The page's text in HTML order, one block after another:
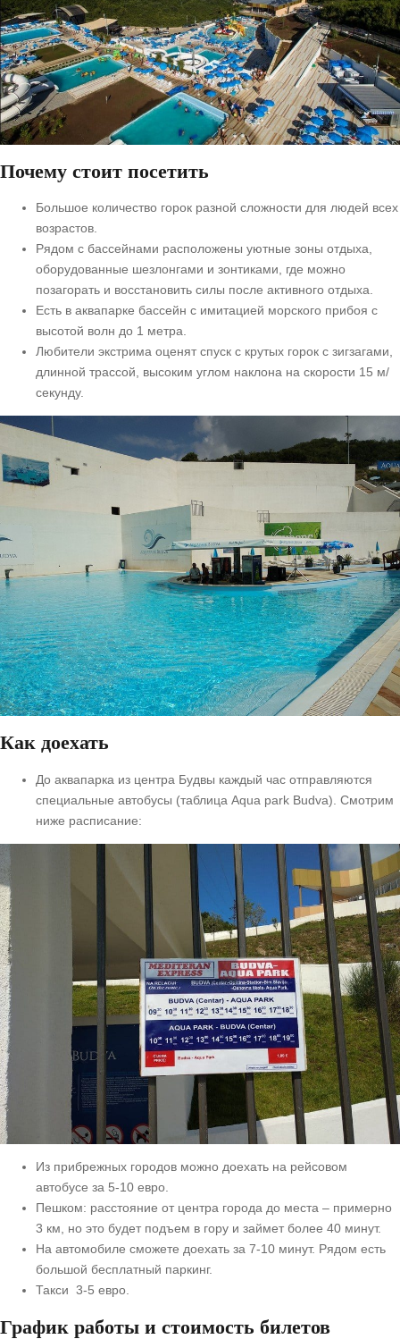
Почему стоит посетить
Большое количество горок разной сложности для людей всех
возрастов.
Рядом с бассейнами расположены уютные зоны отдыха,
оборудованные шезлонгами и зонтиками, где можно
позагорать и восстановить силы после активного отдыха.
Есть в аквапарке бассейн с имитацией морского прибоя с
высотой волн до 1 метра.
Любители экстрима оценят спуск с крутых горок с зигзагами,
длинной трассой, высоким углом наклона на скорости 15 м/
секунду.
Как доехать
До аквапарка из центра Будвы каждый час отправляются
специальные автобусы (таблица Aqua park Budva). Смотрим
ниже расписание:
Из прибрежных городов можно доехать на рейсовом
автобусе за 5-10 евро.
Пешком: расстояние от центра города до места – примерно
3 км, но это будет подъем в гору и займет более 40 минут.
На автомобиле сможете доехать за 7-10 минут. Рядом есть
большой бесплатный паркинг.
Такси 3-5 евро.
График работы и стоимость билетов